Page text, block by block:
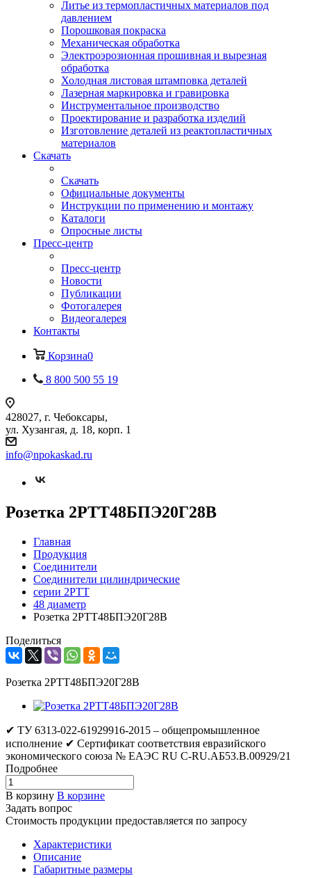
Литье из термопластичных материалов под
давлением
Порошковая покраска
Механическая обработка
Электроэрозионная прошивная и вырезная
обработка
Холодная листовая штамповка деталей
Лазерная маркировка и гравировка
Инструментальное производство
Проектирование и разработка изделий
Изготовление деталей из реактопластичных
материалов
Скачать
Скачать
Официальные документы
Инструкции по применению и монтажу
Каталоги
Опросные листы
Пресс-центр
Пресс-центр
Новости
Публикации
Фотогалерея
Видеогалерея
Контакты
Корзина0
8 800 500 55 19
428027, г. Чебоксары,
ул. Хузангая, д. 18, корп. 1
info@npokaskad.ru
Розетка 2РТТ48БПЭ20Г28В
Главная
Продукция
Соединители
Соединители цилиндрические
серии 2РТТ
48 диаметр
Розетка 2РТТ48БПЭ20Г28В
Поделиться
Розетка 2РТТ48БПЭ20Г28В
✔ ТУ 6313-022-61929916-2015 – общепромышленное
исполнение ✔ Сертификат соответствия евразийского
экономического союза № ЕАЭС RU C-RU.АБ53.В.00929/21
Подробнее
В корзину В корзине
Задать вопрос
Стоимость продукции предоставляется по запросу
Характеристики
Описание
Габаритные размеры